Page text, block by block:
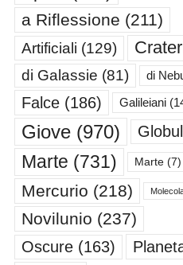
a Riflessione (211)
Artificiali (129)
di Galassie (81) di
Falce(186) Galileiani
Giove(970)
Marte (731) Marte(7)
Mercurio (218)
Novilunio (237)
Oscure(163)